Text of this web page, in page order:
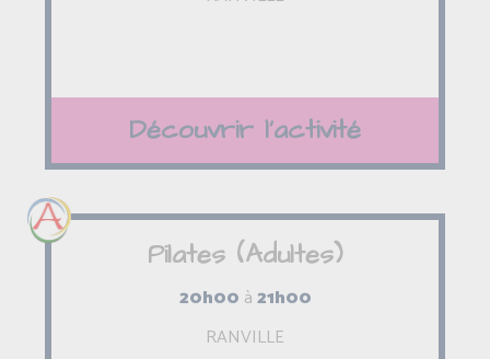
Découvrir l'activité
Pilates (Adultes)
20h00 à21h00
RANVILLE